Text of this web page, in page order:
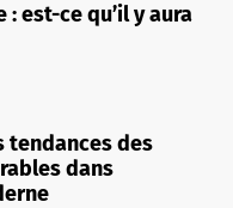
: est-ce qu’il y aura
tendances des
dans